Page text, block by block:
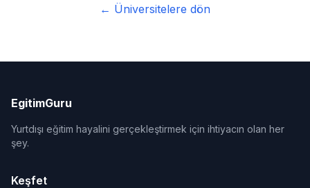
← Üniversitelere dön
EgitimGuru
Yurtdışı eğitim hayalini gerçekleştirmek için ihtiyacın olan her
şey.
Keşfet